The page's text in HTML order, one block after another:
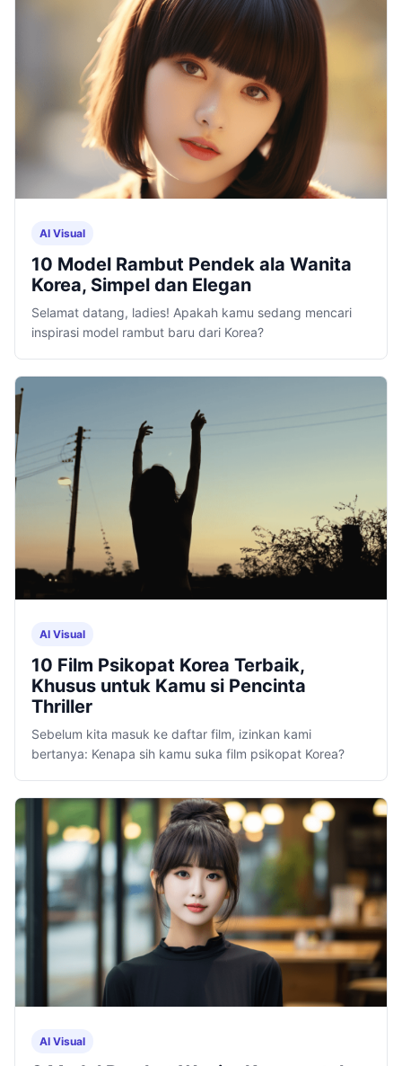
AI Visual
10 Model Rambut Pendek ala Wanita
Korea, Simpel dan Elegan
Selamat datang, ladies! Apakah kamu sedang mencari
inspirasi model rambut baru dari Korea?
AI Visual
10 Film Psikopat Korea Terbaik,
Khusus untuk Kamu si Pencinta
Thriller
Sebelum kita masuk ke daftar film, izinkan kami
bertanya: Kenapa sih kamu suka film psikopat Korea?
AI Visual